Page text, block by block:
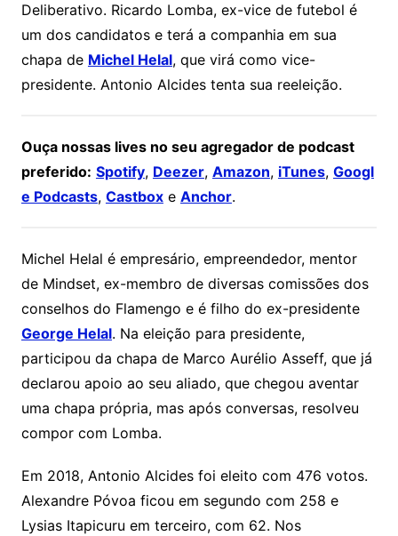
Deliberativo. Ricardo Lomba, ex-vice de futebol é
um dos candidatos e terá a companhia em sua
chapa de Michel Helal, que virá como vice-
presidente. Antonio Alcides tenta sua reeleição.
Ouça nossas lives no seu agregador de podcast
preferido: Spotify, Deezer, Amazon, iTunes, Googl
e Podcasts, Castboxe Anchor.
Michel Helal é empresário, empreendedor, mentor
de Mindset, ex-membro de diversas comissões dos
conselhos do Flamengo e é filho do ex-presidente
George Helal. Na eleição para presidente,
participou da chapa de Marco Aurélio Asseff, que já
declarou apoio ao seu aliado, que chegou aventar
uma chapa própria, mas após conversas, resolveu
compor com Lomba.
Em 2018, Antonio Alcides foi eleito com 476 votos.
Alexandre Póvoa ficou em segundo com 258 e
Lysias Itapicuru em terceiro, com 62. Nos